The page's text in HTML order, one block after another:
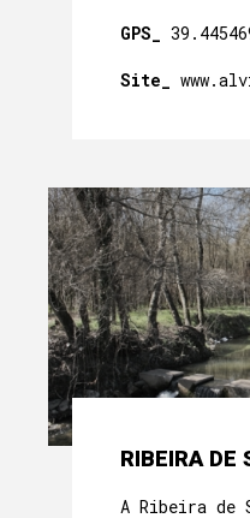
GPS_
Site_
RIBEIRA DE
A Ribeira de